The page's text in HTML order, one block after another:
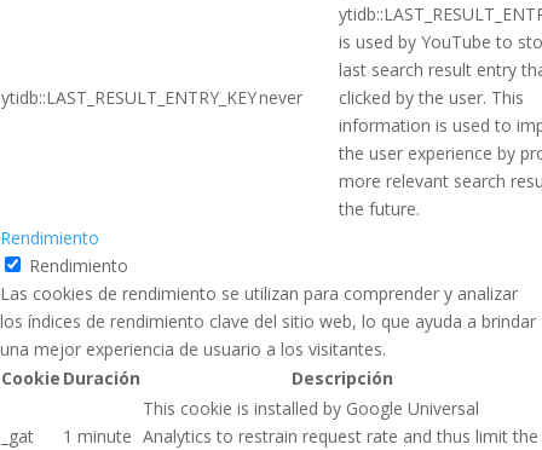
ytidb::LAST_RESULT_ENTRY_KEYnever
is used by YouTube to
last search result entry
clicked by the user. This
information is used to
the user experience by
more relevant search
the future.
Rendimiento
Rendimiento
Las cookies de rendimiento se utilizan para comprender y analizar
los índices de rendimiento clave del sitio web, lo que ayuda a brindar
una mejor experiencia de usuario a los visitantes.
Cookie Duración Descripción
_gat 1 minute
This cookie is installed by Google Universal
Analytics to restrain request rate and thus limit the